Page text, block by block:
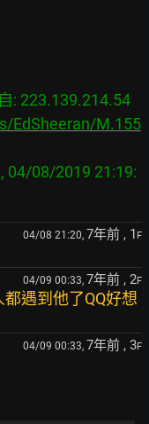
: 223.139.214.54
EdSheeran/M.155
04/08/2019 21:19:
04/08 21:20, 7年前 , 1 F
04/09 00:33, 7年前 , 2F
遇到他了QQ好想
04/09 00:33, 7年前 , 3F